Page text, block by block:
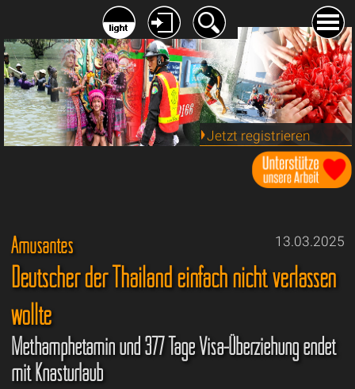
Jetzt registrieren
13.03.2025
Amüsantes
Deutscher der Thailand einfach nicht verlassen
wollte
Methamphetamin und 377 Tage Visa-Überziehung endet
mit Knasturlaub